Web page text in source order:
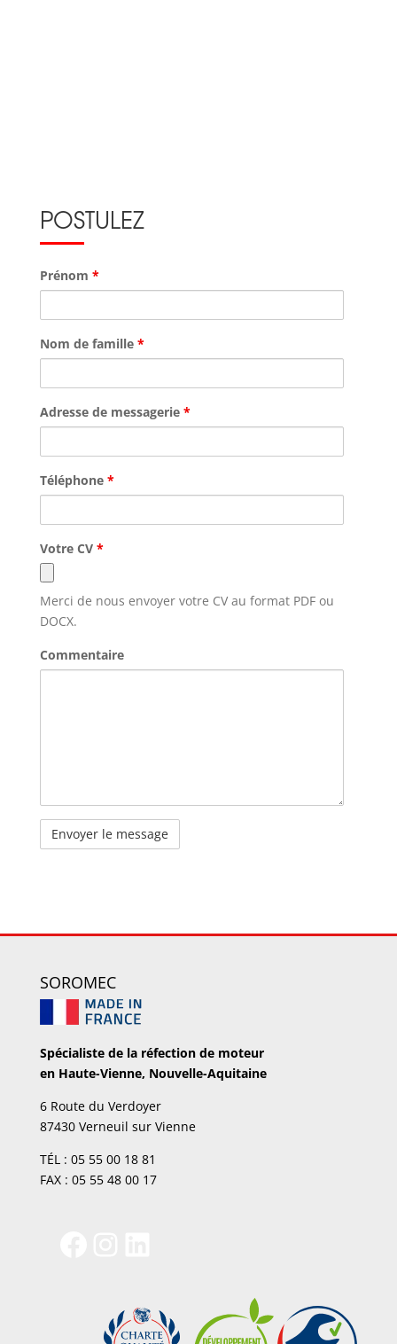
POSTULEZ
Prénom *
Nom de famille *
Adresse de messagerie *
Téléphone *
Votre CV *
Merci de nous envoyer votre CV au format PDF ou
DOCX.
Commentaire
SOROMEC
Spécialiste de la réfection de moteur
en Haute-Vienne, Nouvelle-Aquitaine
6 Route du Verdoyer
87430 Verneuil sur Vienne
TÉL : 05 55 00 18 81
FAX : 05 55 48 00 17